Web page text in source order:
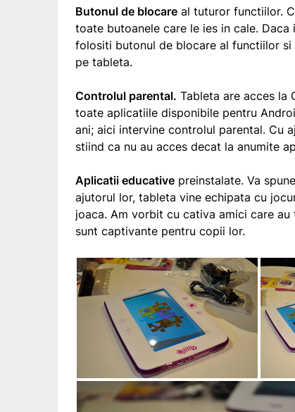
Butonul de blocare al tuturor functiilor.
toate butoanele care le ies in cale.
folositi butonul de blocare al functiilor
pe tableta.
Controlul parental. Tableta are acces la
toate aplicatiile disponibile pentru
ani; aici intervine controlul parental. Cu
stiind ca nu au acces decat la anumite
Aplicatii educative preinstalate. Va
ajutorul lor, tableta vine echipata cu
joaca. Am vorbit cu cativa amici care
sunt captivante pentru copii lor.